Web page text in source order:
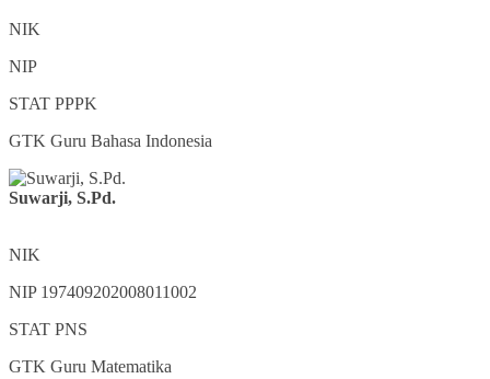
NIK
NIP
STAT PPPK
GTK Guru Bahasa Indonesia
Suwarji, S.Pd.
NIK
NIP 197409202008011002
STAT PNS
GTK Guru Matematika